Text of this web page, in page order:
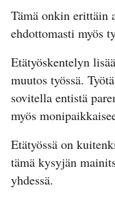
Tämä onkin erittäin
ehdottomasti myös
Etätyöskentelyn
muutos työssä.
sovitella entistä
myös
Etätyössä on
tämä kysyjän
yhdessä.